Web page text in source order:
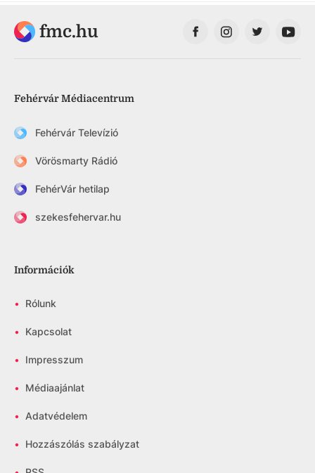
fmc.hu
Fehérvár Médiacentrum
Fehérvár Televízió
Vörösmarty Rádió
FehérVár hetilap
szekesfehervar.hu
Információk
• Rólunk
• Kapcsolat
• Impresszum
• Médiaajánlat
• Adatvédelem
• Hozzászólás szabályzat